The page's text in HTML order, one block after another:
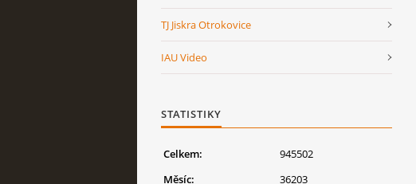
TJ Jiskra Otrokovice
IAU Video
STATISTIKY
Celkem:
945502
Měsíc:
36203